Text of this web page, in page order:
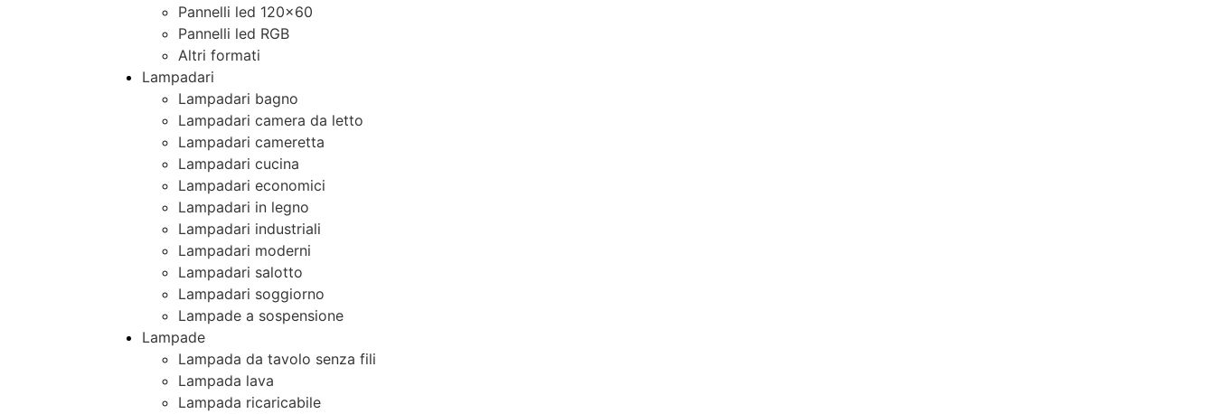
Pannelli led 120×60
Pannelli led RGB
Altri formati
Lampadari
Lampadari bagno
Lampadari camera da letto
Lampadari cameretta
Lampadari cucina
Lampadari economici
Lampadari in legno
Lampadari industriali
Lampadari moderni
Lampadari salotto
Lampadari soggiorno
Lampade a sospensione
Lampade
Lampada da tavolo senza fili
Lampada lava
Lampada ricaricabile